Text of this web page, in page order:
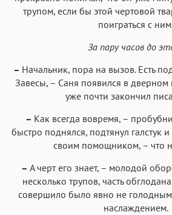
трупом, если бы этой чертовой
поиграться с
За пару часов до
– Начальник, пора на вызов. Есть
Завесы, – Саня появился в
уже почти закончил
– Как всегда вовремя, –
быстро поднялся, подтянул галстук
своим помощником, – что
– А черт его знает, – молодой
несколько трупов, часть
совершило было явно не
наслаждением.